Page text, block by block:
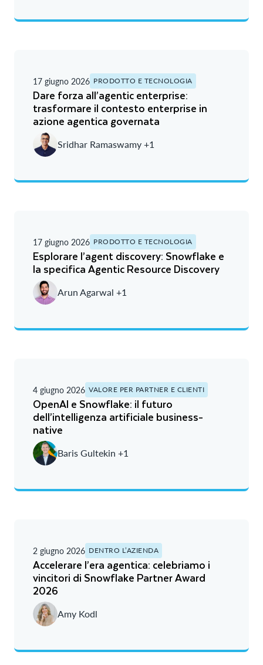
17 giugno 2026 PRODOTTO E TECNOLOGIA
Dare forza all’agentic enterprise:
trasformare il contesto enterprise in
azione agentica governata
Sridhar Ramaswamy +1
17 giugno 2026 PRODOTTO E TECNOLOGIA
Esplorare l’agent discovery: Snowflake e
la specifica Agentic Resource Discovery
Arun Agarwal +1
4 giugno 2026 VALORE PER PARTNER E CLIENTI
OpenAI e Snowflake: il futuro
dell’intelligenza artificiale business-
native
Baris Gultekin +1
2 giugno 2026 DENTRO L’AZIENDA
Accelerare l’era agentica: celebriamo i
vincitori di Snowflake Partner Award
2026
Amy Kodl